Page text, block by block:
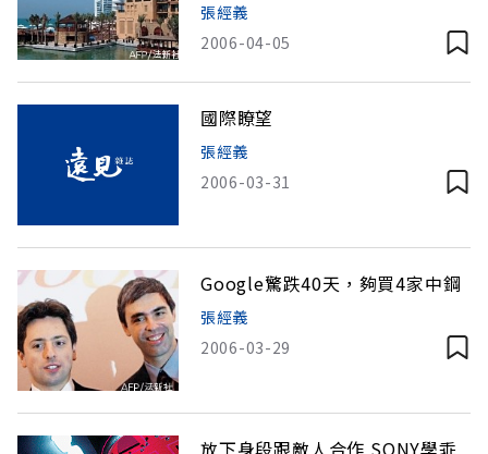
張經義
2006-04-05
國際瞭望
張經義
2006-03-31
Google驚跌40天，夠買4家中鋼
張經義
2006-03-29